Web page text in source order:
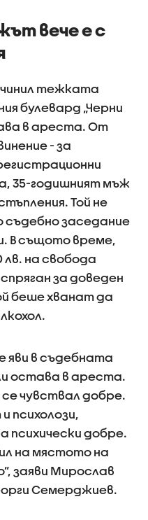
вече е с
тежката
булевард „Черни
в ареста. От
- за
35-годишният мъж
Той не
заседание
В същото време,
на свобода
за доведен
беше хванат да
яви в съдебната
остава в ареста.
чувствал добре.
психолози,
психически добре.
на мястото на
заяви Мирослав
Семерджиев.